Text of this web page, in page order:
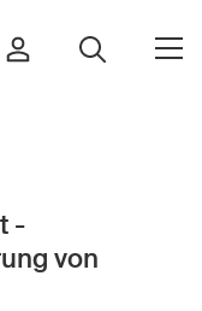
-
von